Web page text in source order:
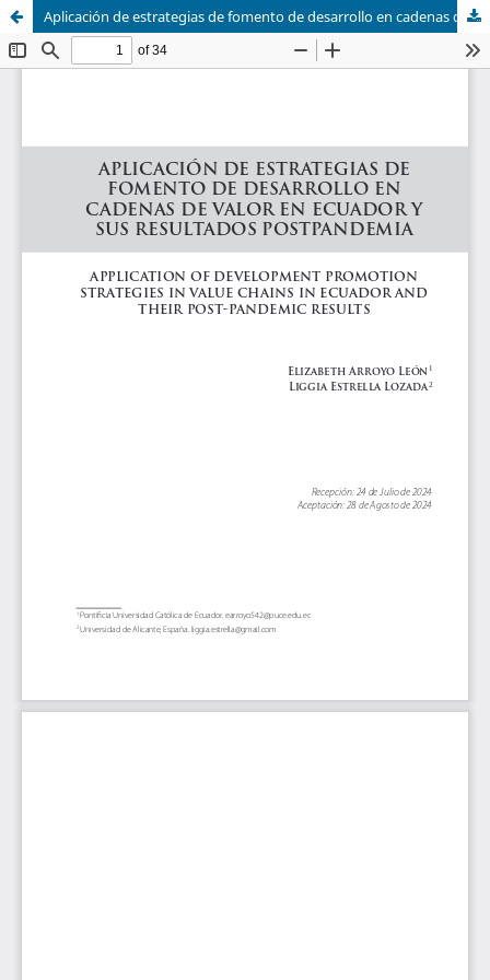
Aplicación de estrategias de fomento de desarrollo en cadenas de valor en Ecuador y sus resultados postpandemia